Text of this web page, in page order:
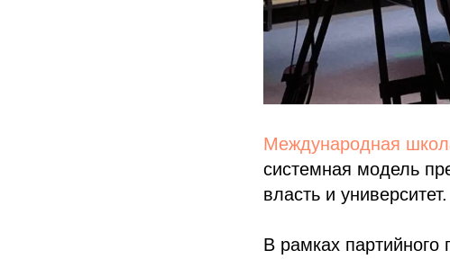
Международная
системная модель
власть и университет.
В рамках партийного